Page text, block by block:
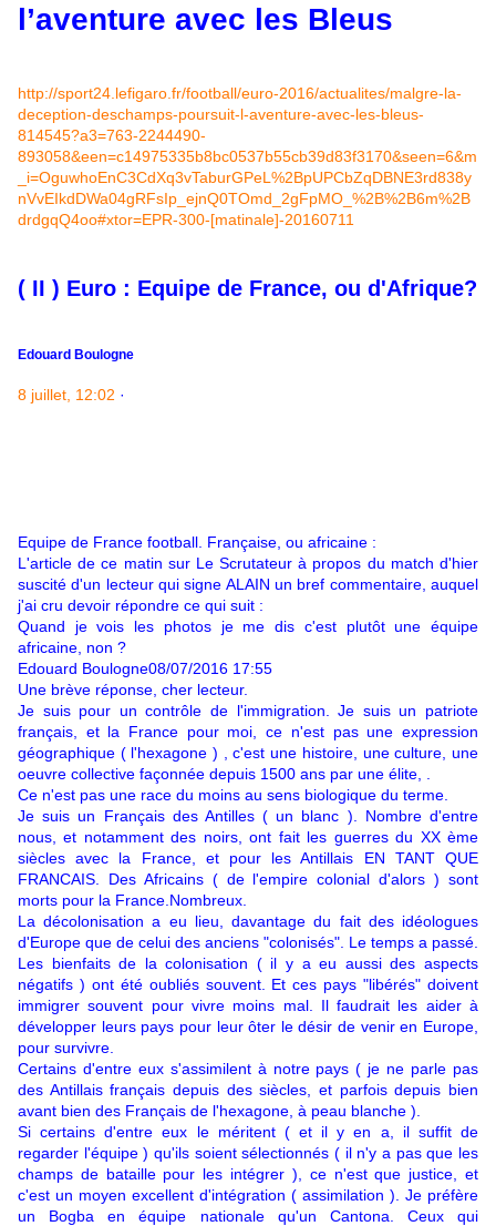
l’aventure avec les Bleus
http://sport24.lefigaro.fr/football/euro-2016/actualites/malgre-la-
deception-deschamps-poursuit-l-aventure-avec-les-bleus-
814545?a3=763-2244490-
893058&een=c14975335b8bc0537b55cb39d83f3170&seen=6&m
_i=OguwhoEnC3CdXq3vTaburGPeL%2BpUPCbZqDBNE3rd838y
nVvEIkdDWa04gRFsIp_ejnQ0TOmd_2gFpMO_%2B%2B6m%2B
drdgqQ4oo#xtor=EPR-300-[matinale]-20160711
( II ) Euro : Equipe de France, ou d'Afrique?
Edouard Boulogne
8 juillet, 12:02 ·
Equipe de France football. Française, ou africaine :
L'article de ce matin sur Le Scrutateur à propos du match d'hier
suscité d'un lecteur qui signe ALAIN un bref commentaire, auquel
j'ai cru devoir répondre ce qui suit :
Quand je vois les photos je me dis c'est plutôt une équipe
africaine, non ?
Edouard Boulogne08/07/2016 17:55
Une brève réponse, cher lecteur.
Je suis pour un contrôle de l'immigration. Je suis un patriote
français, et la France pour moi, ce n'est pas une expression
géographique ( l'hexagone ) , c'est une histoire, une culture, une
oeuvre collective façonnée depuis 1500 ans par une élite, .
Ce n'est pas une race du moins au sens biologique du terme.
Je suis un Français des Antilles ( un blanc ). Nombre d'entre
nous, et notamment des noirs, ont fait les guerres du XX ème
siècles avec la France, et pour les Antillais EN TANT QUE
FRANCAIS. Des Africains ( de l'empire colonial d'alors ) sont
morts pour la France.Nombreux.
La décolonisation a eu lieu, davantage du fait des idéologues
d'Europe que de celui des anciens "colonisés". Le temps a passé.
Les bienfaits de la colonisation ( il y a eu aussi des aspects
négatifs ) ont été oubliés souvent. Et ces pays "libérés" doivent
immigrer souvent pour vivre moins mal. Il faudrait les aider à
développer leurs pays pour leur ôter le désir de venir en Europe,
pour survivre.
Certains d'entre eux s'assimilent à notre pays ( je ne parle pas
des Antillais français depuis des siècles, et parfois depuis bien
avant bien des Français de l'hexagone, à peau blanche ).
Si certains d'entre eux le méritent ( et il y en a, il suffit de
regarder l'équipe ) qu'ils soient sélectionnés ( il n'y a pas que les
champs de bataille pour les intégrer ), ce n'est que justice, et
c'est un moyen excellent d'intégration ( assimilation ). Je préfère
un Bogba en équipe nationale qu'un Cantona. Ceux qui